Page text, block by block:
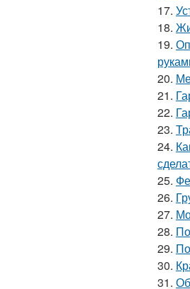
17.
18.
19.
20.
21.
22.
23.
24.
25.
26.
27.
28.
29.
30.
31.